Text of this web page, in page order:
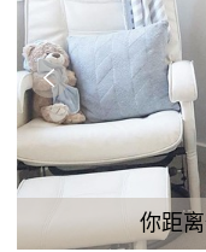
你距